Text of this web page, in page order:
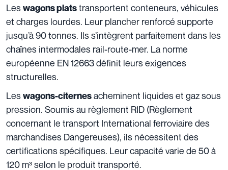
Leswagons platstransportent conteneurs, véhicules
et charges lourdes. Leur plancher renforcé supporte
jusqu’à 90 tonnes. Ils s’intègrent parfaitement dans les
chaînes intermodales rail-route-mer. La norme
européenne EN 12663 définit leurs exigences
structurelles.
Leswagons-citernesacheminent liquides et gaz sous
pression. Soumis au règlement RID (Règlement
concernant le transport International ferroviaire des
marchandises Dangereuses), ils nécessitent des
certifications spécifiques. Leur capacité varie de 50 à
120 m³ selon le produit transporté.